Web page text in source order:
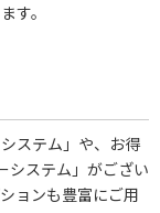
す。
ステム」や、お得
システム」がござい
ョンも豊富にご用